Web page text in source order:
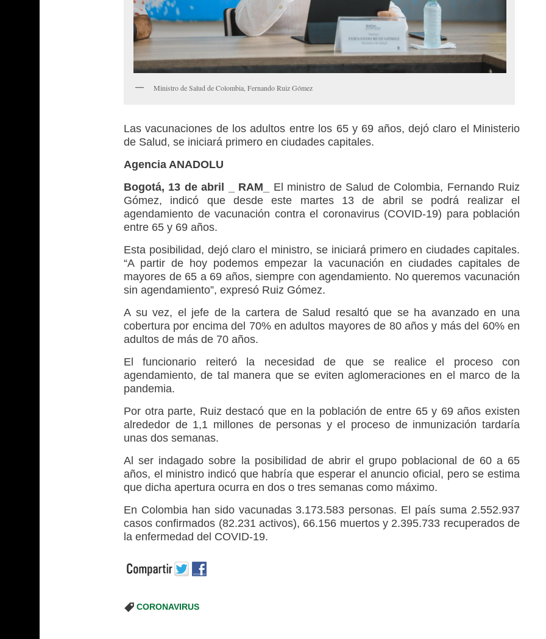
Ministro de Salud de Colombia, Fernando Ruiz Gómez
Las vacunaciones de los adultos entre los 65 y 69 años, dejó claro el Ministerio
de Salud, se iniciará primero en ciudades capitales.
Agencia ANADOLU
Bogotá, 13 de abril _ RAM_ El ministro de Salud de Colombia, Fernando Ruiz
Gómez, indicó que desde este martes 13 de abril se podrá realizar el
agendamiento de vacunación contra el coronavirus (COVID-19) para población
entre 65 y 69 años.
Esta posibilidad, dejó claro el ministro, se iniciará primero en ciudades capitales.
“A partir de hoy podemos empezar la vacunación en ciudades capitales de
mayores de 65 a 69 años, siempre con agendamiento. No queremos vacunación
sin agendamiento”, expresó Ruiz Gómez.
A su vez, el jefe de la cartera de Salud resaltó que se ha avanzado en una
cobertura por encima del 70% en adultos mayores de 80 años y más del 60% en
adultos de más de 70 años.
El funcionario reiteró la necesidad de que se realice el proceso con
agendamiento, de tal manera que se eviten aglomeraciones en el marco de la
pandemia.
Por otra parte, Ruiz destacó que en la población de entre 65 y 69 años existen
alrededor de 1,1 millones de personas y el proceso de inmunización tardaría
unas dos semanas.
Al ser indagado sobre la posibilidad de abrir el grupo poblacional de 60 a 65
años, el ministro indicó que habría que esperar el anuncio oficial, pero se estima
que dicha apertura ocurra en dos o tres semanas como máximo.
En Colombia han sido vacunadas 3.173.583 personas. El país suma 2.552.937
casos confirmados (82.231 activos), 66.156 muertos y 2.395.733 recuperados de
la enfermedad del COVID-19.
CORONAVIRUS